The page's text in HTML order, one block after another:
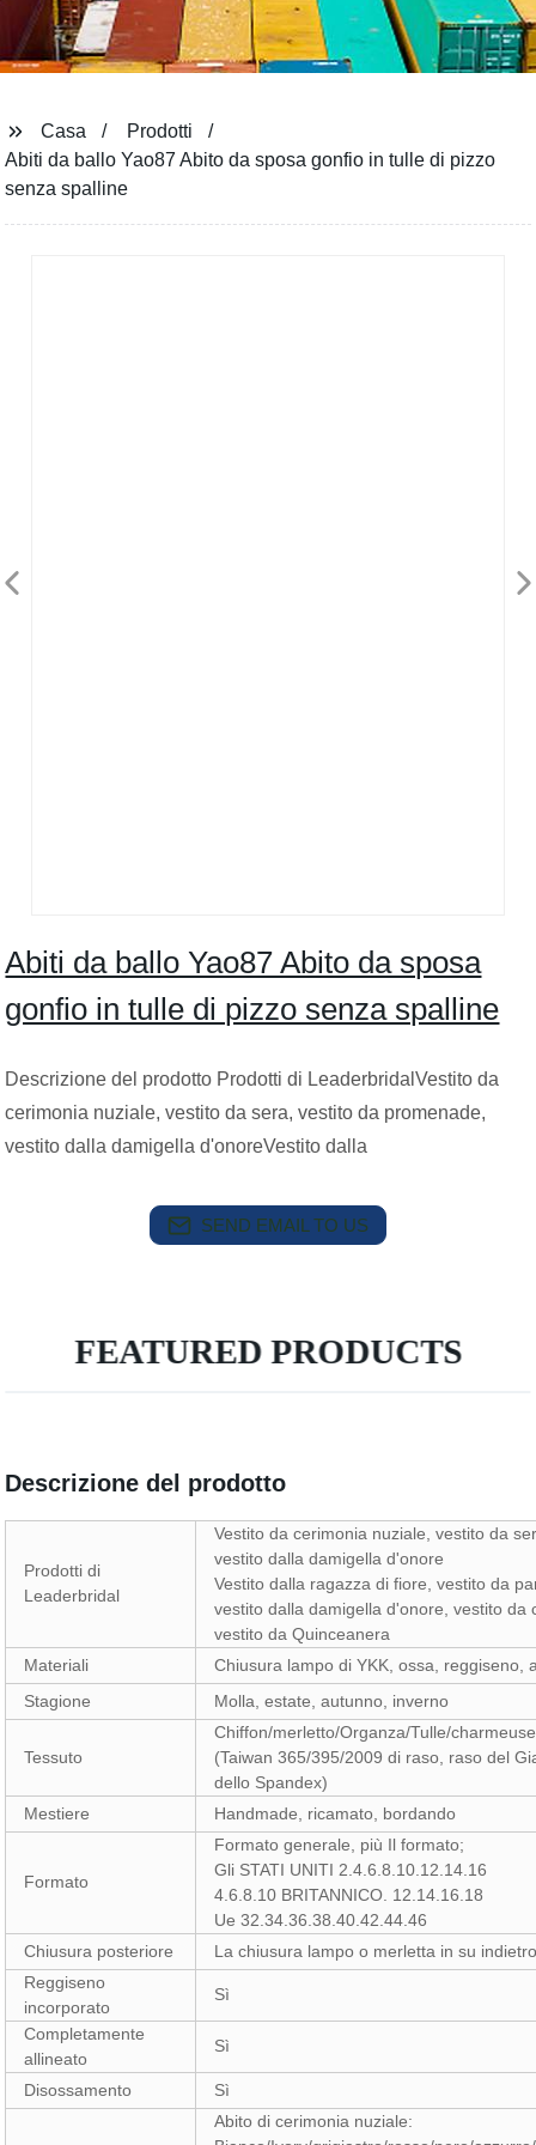
Casa
Prodotti
Abiti da ballo Yao87 Abito da sposa gonfio in tulle di pizzo
senza spalline
Abiti da ballo Yao87 Abito da sposa
gonfio in tulle di pizzo senza spalline
Descrizione del prodotto Prodotti di LeaderbridalVestito da
cerimonia nuziale, vestito da sera, vestito da promenade,
vestito dalla damigella d'onoreVestito dalla
SEND EMAIL TO US
FEATURED PRODUCTS
Descrizione del prodotto
Prodotti di
Leaderbridal
Vestito da cerimonia nuziale, vestito da
vestito dalla damigella d'onore
Vestito dalla ragazza di fiore, vestito da
vestito dalla damigella d'onore, vestito da
vestito da Quinceanera
Materiali
Chiusura lampo di YKK, ossa, reggiseno,
Stagione
Molla, estate, autunno, inverno
Tessuto
Chiffon/merletto/Organza/Tulle/
(Taiwan 365/395/2009 di raso, raso del
dello Spandex)
Mestiere
Handmade, ricamato, bordando
Formato
Formato generale, più Il formato;
Gli STATI UNITI 2.4.6.8.10.12.14.16
4.6.8.10 BRITANNICO. 12.14.16.18
Ue 32.34.36.38.40.42.44.46
Chiusura posteriore
La chiusura lampo o merletta in su
Reggiseno
incorporato
Sì
Completamente
allineato
Sì
Disossamento
Sì
Abito di cerimonia nuziale: